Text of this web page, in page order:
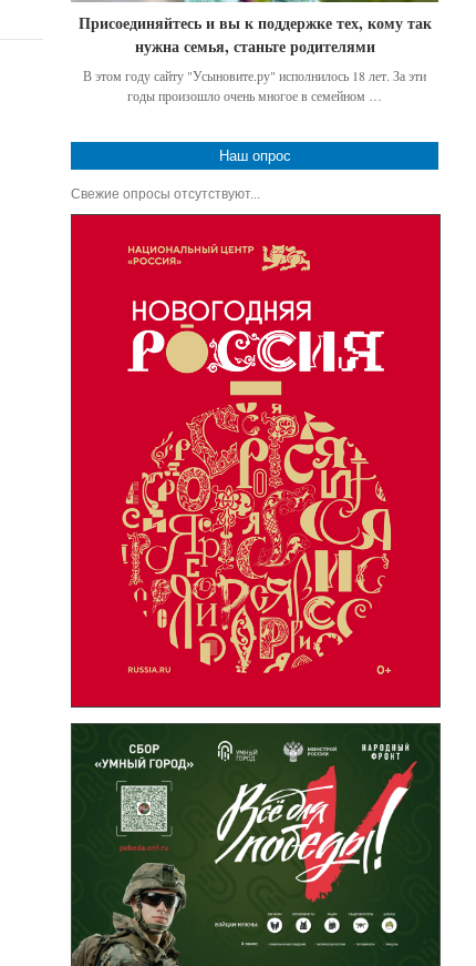
Присоединяйтесь и вы к поддержке тех, кому так
нужна семья, станьте родителями
В этом году сайту "Усыновите.ру" исполнилось 18 лет. За эти
годы произошло очень многое в семейном …
Наш опрос
Свежие опросы отсутствуют...